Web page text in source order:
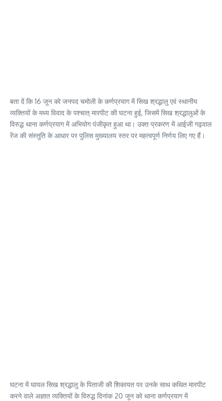
बता दें कि 16 जून को जनपद चमोली के कर्णप्रयाग में सिख श्रद्धालु एवं स्थानीय
व्यक्तियों के मध्य विवाद के पश्चात् मारपीट की घटना हुई, जिसमें सिख श्रद्धालुओं के
विरुद्ध थाना कर्णप्रयाग में अभियोग पंजीकृत हुआ था। उक्त प्रकरण में आईजी गढ़वाल
रेंज की संस्तुति के आधार पर पुलिस मुख्यालय स्तर पर महत्वपूर्ण निर्णय लिए गए हैं।
घटना में घायल सिख श्रद्धालु के पिताजी की शिकायत पर उनके साथ कथित मारपीट
करने वाले अज्ञात व्यक्तियों के विरुद्ध दिनांक 20 जून को थाना कर्णप्रयाग में